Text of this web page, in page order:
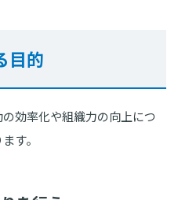
目的
効率化や組織力の向上につ
す。